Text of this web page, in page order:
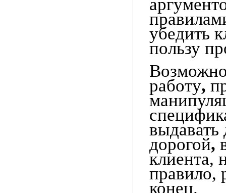
убедить
пользу
работу,
дорогой,
клиента,
правило,
конец.